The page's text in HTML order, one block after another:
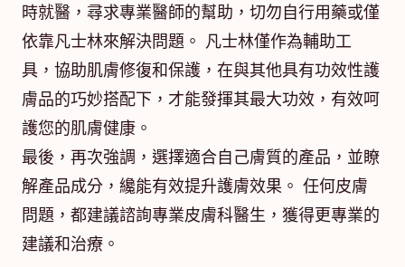
時就醫，尋求專業醫師的幫助，切勿自行用藥或僅
依靠凡士林來解決問題。 凡士林僅作為輔助工
具，協助肌膚修復和保護，在與其他具有功效性護
膚品的巧妙搭配下，才能發揮其最大功效，有效呵
護您的肌膚健康。
最後，再次強調，選擇適合自己膚質的產品，並瞭
解產品成分，纔能有效提升護膚效果。 任何皮膚
問題，都建議諮詢專業皮膚科醫生，獲得更專業的
建議和治療。